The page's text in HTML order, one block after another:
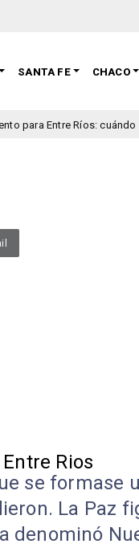
SANTA FE CHACO
Ríos: cuándo se
Rios
se formase
La Paz
denominó